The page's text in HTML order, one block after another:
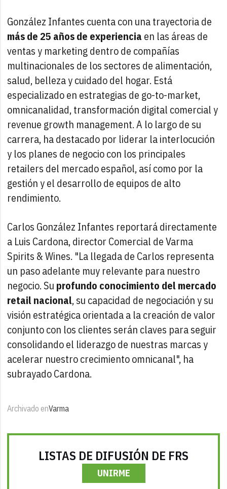
González Infantes cuenta con una trayectoria de
más de 25 años de experiencia en las áreas de
ventas y marketing dentro de compañías
multinacionales de los sectores de alimentación,
salud, belleza y cuidado del hogar. Está
especializado en estrategias de go-to-market,
omnicanalidad, transformación digital comercial y
revenue growth management. A lo largo de su
carrera, ha destacado por liderar la interlocución
y los planes de negocio con los principales
retailers del mercado español, así como por la
gestión y el desarrollo de equipos de alto
rendimiento.
Carlos González Infantes reportará directamente
a Luis Cardona, director Comercial de Varma
Spirits & Wines. "La llegada de Carlos representa
un paso adelante muy relevante para nuestro
negocio. Su profundo conocimiento del mercado
retail nacional, su capacidad de negociación y su
visión estratégica orientada a la creación de valor
conjunto con los clientes serán claves para seguir
consolidando el liderazgo de nuestras marcas y
acelerar nuestro crecimiento omnicanal", ha
subrayado Cardona.
Archivado enVarma
LISTAS DE DIFUSIÓN DE FRS
UNIRME